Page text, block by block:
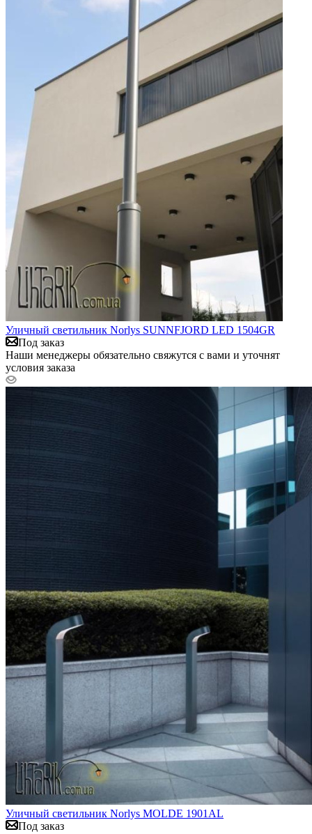
Уличный светильник Norlys SUNNFJORD LED 1504GR
Под заказ
Наши менеджеры обязательно свяжутся с вами и уточнят
условия заказа
Уличный светильник Norlys MOLDE 1901AL
Под заказ